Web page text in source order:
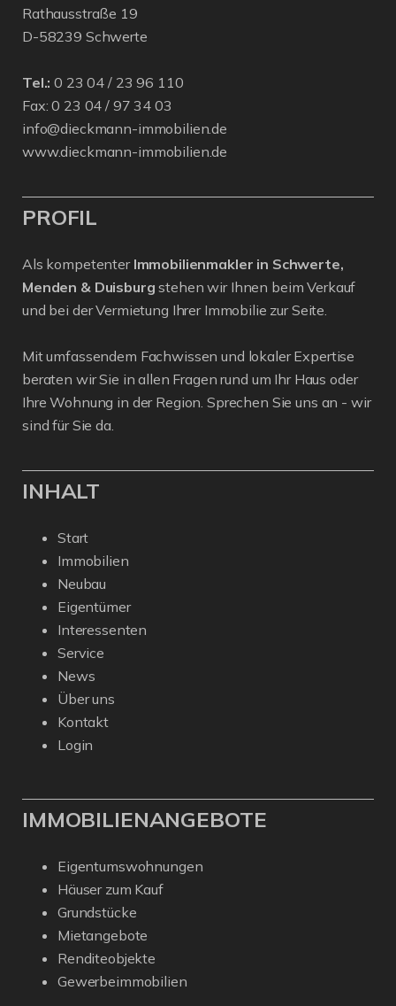
Rathausstraße 19
D-58239 Schwerte
Tel.: 0 23 04 / 23 96 110
Fax: 0 23 04 / 97 34 03
info@dieckmann-immobilien.de
www.dieckmann-immobilien.de
PROFIL
Als kompetenter Immobilienmakler in Schwerte,
Menden & Duisburg stehen wir Ihnen beim Verkauf
und bei der Vermietung Ihrer Immobilie zur Seite.
Mit umfassendem Fachwissen und lokaler Expertise
beraten wir Sie in allen Fragen rund um Ihr Haus oder
Ihre Wohnung in der Region. Sprechen Sie uns an - wir
sind für Sie da.
INHALT
Start
Immobilien
Neubau
Eigentümer
Interessenten
Service
News
Über uns
Kontakt
Login
IMMOBILIENANGEBOTE
Eigentumswohnungen
Häuser zum Kauf
Grundstücke
Mietangebote
Renditeobjekte
Gewerbeimmobilien